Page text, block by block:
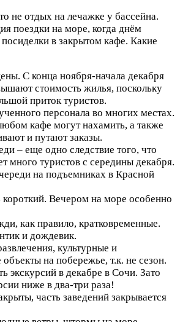
не отдых на лечажке у бассейна.
поездки на море, когда днём
в закрытом кафе. Какие
С конца ноября-начала декабря
стоимость жилья, поскольку
приток туристов.
персонала во многих местах.
кафе могут нахамить, а также
и путают заказы.
– еще одно следствие того, что
много туристов с середины декабря.
на подъемниках в Красной
короткий. Вечером на море особенно
как правило, кратковременные.
и дождевик.
культурные и
объекты на побережье, т.к. не сезон.
экскурсий в декабре в Сочи. Зато
ниже в два-три раза!
часть заведений закрывается